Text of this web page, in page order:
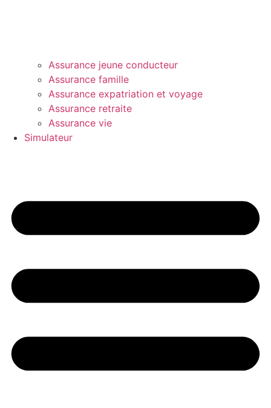
Assurance jeune conducteur
Assurance famille
Assurance expatriation et voyage
Assurance retraite
Assurance vie
Simulateur